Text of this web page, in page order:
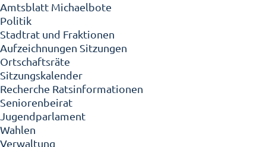
Amtsblatt Michaelbote
Politik
Stadtrat und Fraktionen
Aufzeichnungen Sitzungen
Ortschaftsräte
Sitzungskalender
Recherche Ratsinformationen
Seniorenbeirat
Jugendparlament
Wahlen
Verwaltung